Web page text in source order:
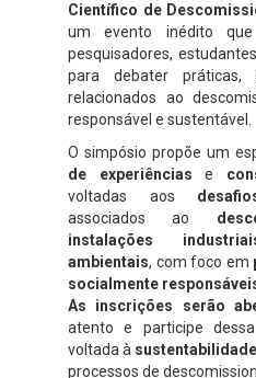
Científico de
um evento inédito que
pesquisadores,
para debater práticas,
relacionados ao
responsável e sustentável.
O simpósio propõe um
de experiências e
voltadas aos
associados ao
instalações
ambientais, com foco em
socialmente
As inscrições serão
atento e participe dessa
voltada à sustentabilidade
processos de